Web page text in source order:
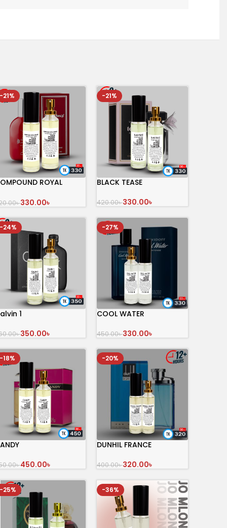
-21%
ROYAL
৳330.00৳
অর্ডার করুন
-21%
BLACK TEASE
420.00৳330.00৳
অর্ডার করুন
-24%
1
৳350.00৳
অর্ডার করুন
-27%
COOL WATER
450.00৳330.00৳
অর্ডার করুন
-18%
৳450.00৳
অর্ডার করুন
-20%
DUNHIL FRANCE
400.00৳320.00৳
অর্ডার করুন
-25% -36%